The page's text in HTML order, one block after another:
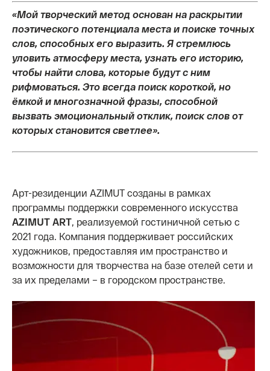
«Мой творческий метод основан на раскрытии
поэтического потенциала места и поиске точных
слов, способных его выразить. Я стремлюсь
уловить атмосферу места, узнать его историю,
чтобы найти слова, которые будут с ним
рифмоваться. Это всегда поиск короткой, но
ёмкой и многозначной фразы, способной
вызвать эмоциональный отклик, поиск слов от
которых становится светлее».
Арт-резиденции AZIMUT созданы в рамках
программы поддержки современного искусства
AZIMUT ART, реализуемой гостиничной сетью с
2021 года. Компания поддерживает российских
художников, предоставляя им пространство и
возможности для творчества на базе отелей сети и
за их пределами – в городском пространстве.